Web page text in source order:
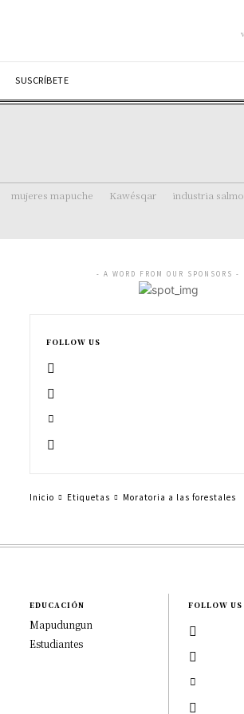
SUSCRÍBETE
mujeres mapuche Kawésqar industria
- A WORD FROM OUR SPONSORS -
FOLLOW US
Inicio Etiquetas Moratoria a las forestales
EDUCACIÓN
Mapudungun
Estudiantes
FOLLOW US